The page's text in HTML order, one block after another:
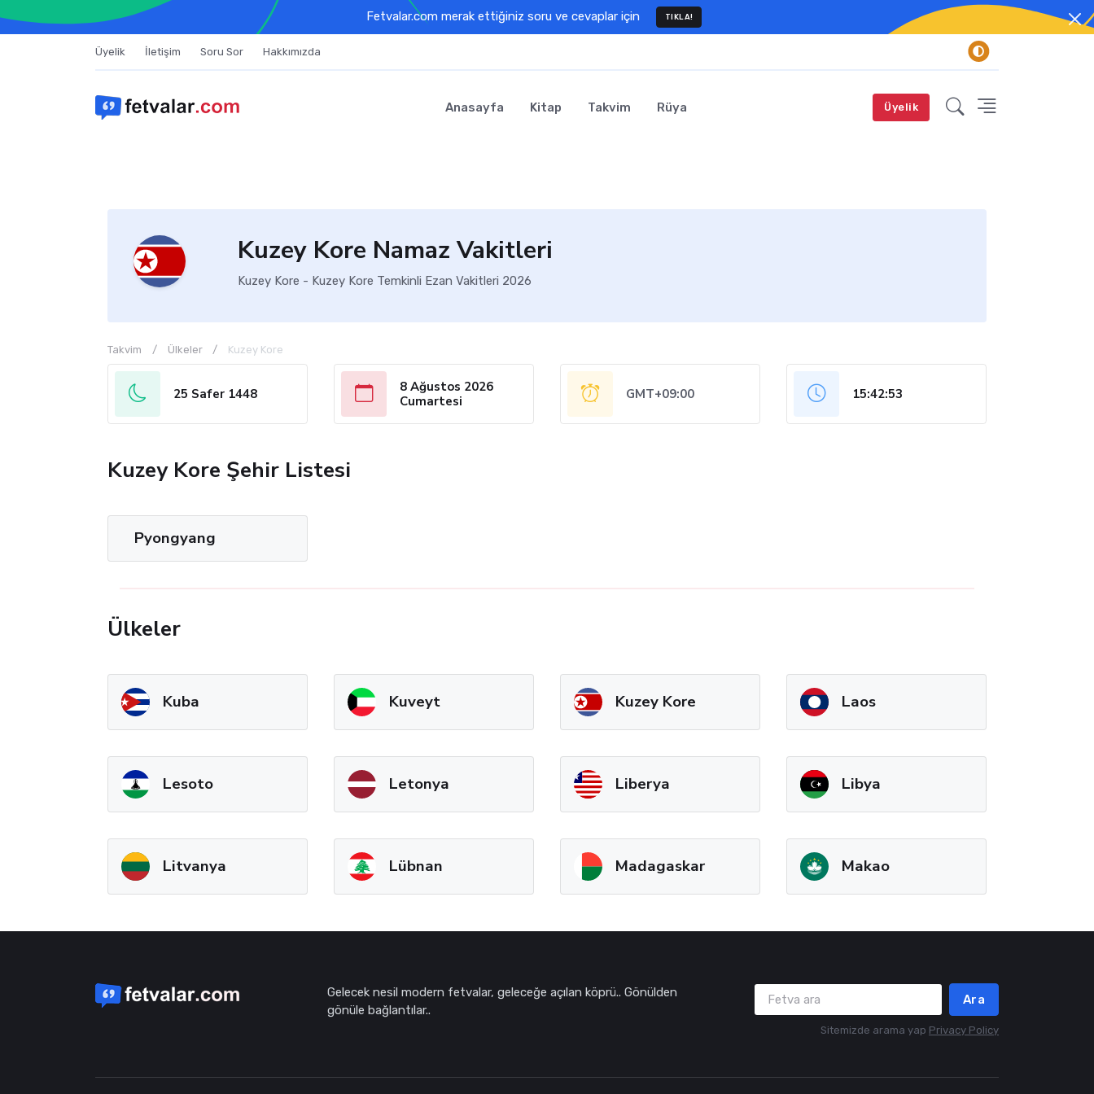
Fetvalar.com merak ettiğiniz soru ve cevaplar için TIKLA!
Üyelik İletişim Soru Sor Hakkımızda
Anasayfa Kitap Takvim Rüya Üyelik
Kuzey Kore Namaz Vakitleri
Kuzey Kore - Kuzey Kore Temkinli Ezan Vakitleri 2026
Takvim Ülkeler Kuzey Kore
25 Safer 1448
8 Ağustos 2026
Cumartesi
GMT+09:00 15:42:53
Kuzey Kore Şehir Listesi
Pyongyang
Ülkeler
Kuba Kuveyt Kuzey Kore Laos
Lesoto Letonya Liberya Libya
Litvanya Lübnan Madagaskar Makao
Gelecek nesil modern fetvalar, geleceğe açılan köprü.. Gönülden
gönüle bağlantılar..
Ara
Sitemizde arama yap Privacy Policy